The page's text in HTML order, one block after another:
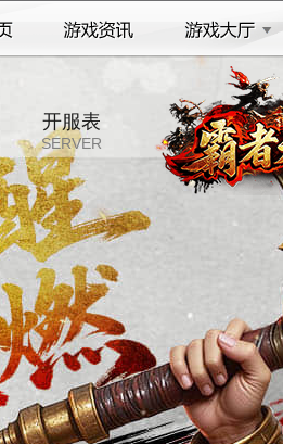
开服表
SERVER